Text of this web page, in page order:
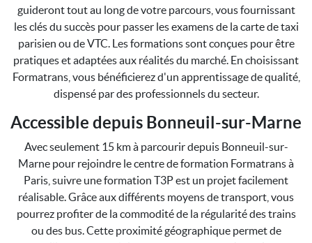
guideront tout au long de votre parcours, vous fournissant
les clés du succès pour passer les examens de la carte de taxi
parisien ou de VTC. Les formations sont conçues pour être
pratiques et adaptées aux réalités du marché. En choisissant
Formatrans, vous bénéficierez d'un apprentissage de qualité,
dispensé par des professionnels du secteur.
Accessible depuis Bonneuil-sur-Marne
Avec seulement 15 km à parcourir depuis Bonneuil-sur-
Marne pour rejoindre le centre de formation Formatrans à
Paris, suivre une formation T3P est un projet facilement
réalisable. Grâce aux différents moyens de transport, vous
pourrez profiter de la commodité de la régularité des trains
ou des bus. Cette proximité géographique permet de